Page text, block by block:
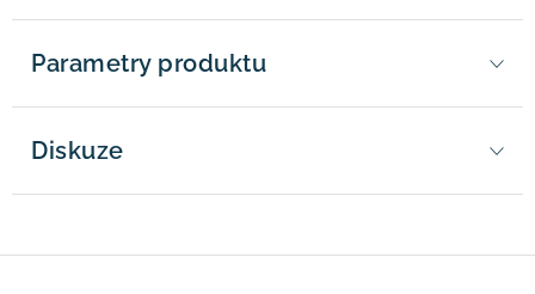
Parametry produktu
Diskuze